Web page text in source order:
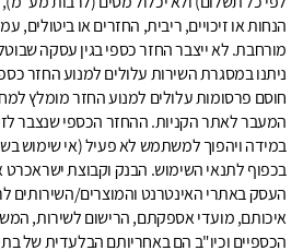
הנחות או זיכויים, ריבית, החזרים או ביטולים,
מורחבת. לא ייצבר החזר כספי בגין עסקה
ניתנו במסגרת השירות עלולים למנוע החזר
המעבר לאתר הקניות. ההחזר הכספי שנצבר
בכפוף לתנאי השימוש. הבנק וקבוצת
העסק באתרי האינטרנט והמוצרים/השירותים
איכותם, מועדי אספקתם, הרישום לשירות,
הכספיים וכיו"ב הם באחריותם הבלעדית של